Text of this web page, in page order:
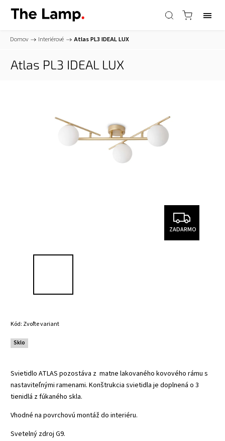
Domov / Interiérové / Atlas PL3 IDEAL LUX
Atlas PL3 IDEAL LUX
ZADARMO
Kód: Zvoľte variant
Sklo
Svietidlo ATLAS pozostáva z matne lakovaného kovového rámu s
nastaviteľnými ramenami. Konštrukcia svietidla je doplnená o 3
tienidlá z fúkaného skla.
Vhodné na povrchovú montáž do interiéru.
Svetelný zdroj G9.